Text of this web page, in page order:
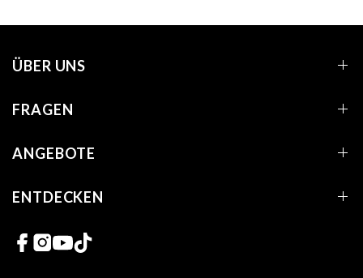
ÜBER UNS
FRAGEN
ANGEBOTE
ENTDECKEN
Links zu sozialen Netzwerken